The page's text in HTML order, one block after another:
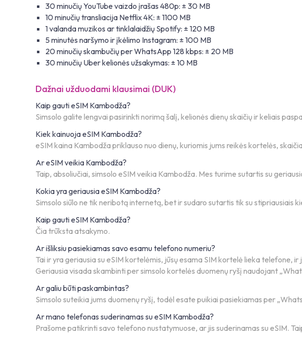
30 minučių YouTube vaizdo įrašas 480p: ± 30 MB
10 minučių transliacija Netflix 4K: ± 1100 MB
1 valanda muzikos ar tinklalaidžių Spotify: ± 120 MB
5 minutės naršymo ir įkėlimo Instagram: ± 100 MB
20 minučių skambučių per WhatsApp 128 kbps: ± 20 MB
30 minučių Uber kelionės užsakymas: ± 10 MB
Dažnai užduodami klausimai (DUK)
Kaip gauti eSIM Kambodža?
Simsolo galite lengvai pasirinkti norimą šalį, kelionės dienų skaičių ir keliais
Kiek kainuoja eSIM Kambodža?
eSIM kaina Kambodža priklauso nuo dienų, kuriomis jums reikės kortelės,
Ar eSIM veikia Kambodža?
Taip, absoliučiai, simsolo eSIM veikia Kambodža. Mes turime sutartis su
Kokia yra geriausia eSIM Kambodža?
Simsolo siūlo ne tik neribotą internetą, bet ir sudaro sutartis tik su stipriausiais
Kaip gauti eSIM Kambodža?
Čia trūksta atsakymo.
Ar išliksiu pasiekiamas savo esamu telefono numeriu?
Tai ir yra geriausia su eSIM kortelėmis, jūsų esama SIM kortelė lieka telefone,
Geriausia visada skambinti per simsolo kortelės duomenų ryšį naudojant
Ar galiu būti paskambintas?
Simsolo suteikia jums duomenų ryšį, todėl esate puikiai pasiekiamas per
Ar mano telefonas suderinamas su eSIM Kambodža?
Prašome patikrinti savo telefono nustatymuose, ar jis suderinamas su eSIM.